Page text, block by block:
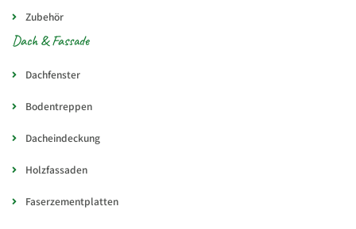
Zubehör
Dach & Fassade
Dachfenster
Bodentreppen
Dacheindeckung
Holzfassaden
Faserzementplatten